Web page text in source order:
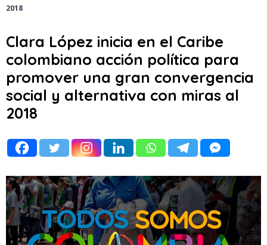
2018
Clara López inicia en el Caribe
colombiano acción política para
promover una gran convergencia
social y alternativa con miras al
2018